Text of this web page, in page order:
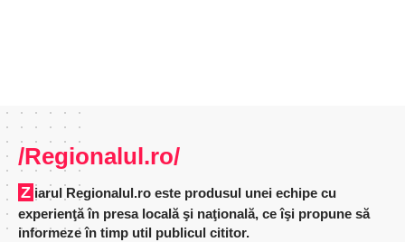
/Regionalul.ro/
Ziarul Regionalul.ro este produsul unei echipe cu
experienţă în presa locală şi naţională, ce îşi propune să
informeze în timp util publicul cititor.